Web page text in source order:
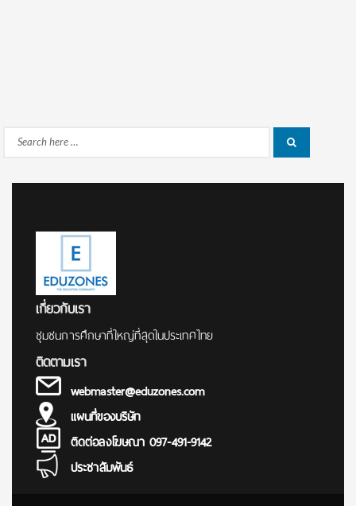
Search
เกี่ยวกับเรา
ชุมชนการศึกษาที่ใหญ่ที่สุดในประเทศไทย
ติดตามเรา
webmaster@eduzones.com
แผนที่ของบริษัท
ติดต่อลงโฆษณา 097-491-9142
ประชาสัมพันธ์